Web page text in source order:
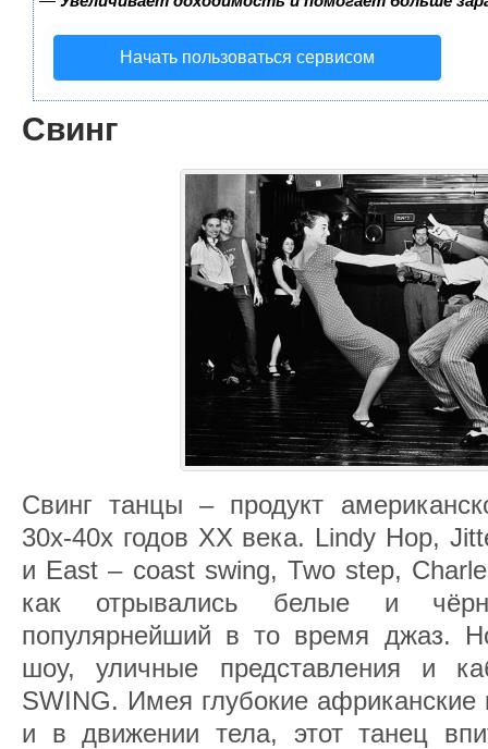
Начать пользоваться сервисом
Свинг
Свинг танцы – продукт
30х-40х годов ХХ века. Lindy Hop,
и East – coast swing, Two step,
как отрывались белые и
популярнейший в то время джаз.
шоу, уличные представления и
SWING. Имея глубокие африканские
и в движении тела, этот танец